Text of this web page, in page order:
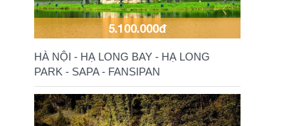
5.100.000đ
HÀ NỘI - HẠ LONG BAY - HẠ LONG
PARK - SAPA - FANSIPAN